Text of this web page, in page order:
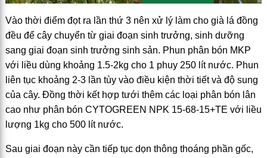
Vào thời điểm đọt ra lần thứ 3 nên xử lý làm cho già lá đồng
đều để cây chuyển từ giai đoạn sinh trưởng, sinh dưỡng
sang giai đoạn sinh trưởng sinh sản. Phun phân bón MKP
với liều dùng khoảng 1.5-2kg cho 1 phuy 250 lít nước. Phun
liên tục khoảng 2-3 lần tùy vào điều kiện thời tiết và độ sung
của cây. Đồng thời kết hợp tưới thêm các loại phân bón lân
cao như phân bón CYTOGREEN NPK 15-68-15+TE với liều
lượng 1kg cho 500 lít nước.
Sau giai đoạn này cần tiếp tục dọn thông thoáng phần gốc,